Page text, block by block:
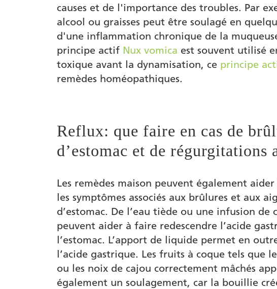
causes et de l'importance des troubles. Par
alcool ou graisses peut être soulagé en
d'une inflammation chronique de la
principe actif Nux vomica est souvent utilisé
toxique avant la dynamisation, ce principe
remèdes homéopathiques.
Reflux: que faire en cas de
d’estomac et de régurgitations
Les remèdes maison peuvent également
les symptômes associés aux brûlures et aux
d’estomac. De l’eau tiède ou une infusion de
peuvent aider à faire redescendre l’acide
l’estomac. L’apport de liquide permet en
l’acide gastrique. Les fruits à coque tels que
ou les noix de cajou correctement mâchés
également un soulagement, car la bouillie